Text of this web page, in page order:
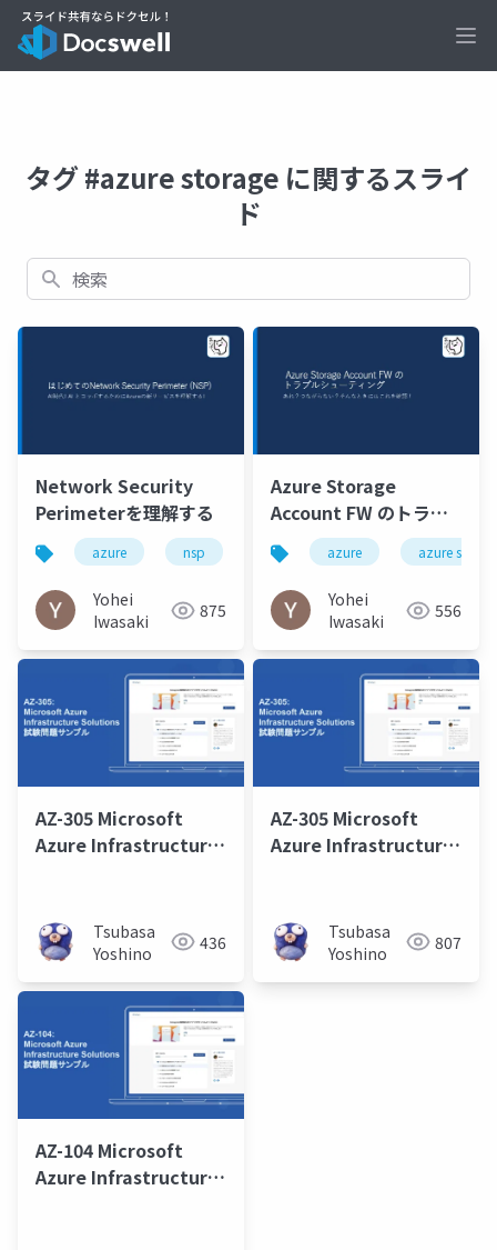
タグ #azure storage に関するスライ
ド
検索
Network Security
Perimeterを理解する
azure nsp azure storage
Yohei
Iwasaki
875
Azure Storage
Account FW のトラブ
ルシューティング
azure azure
Yohei
Iwasaki
556
AZ-305 Microsoft
Azure Infrastructure
Tsubasa
Yoshino
436
AZ-305 Microsoft
Azure Infrastructure
Tsubasa
Yoshino
807
AZ-104 Microsoft
Azure Infrastructure